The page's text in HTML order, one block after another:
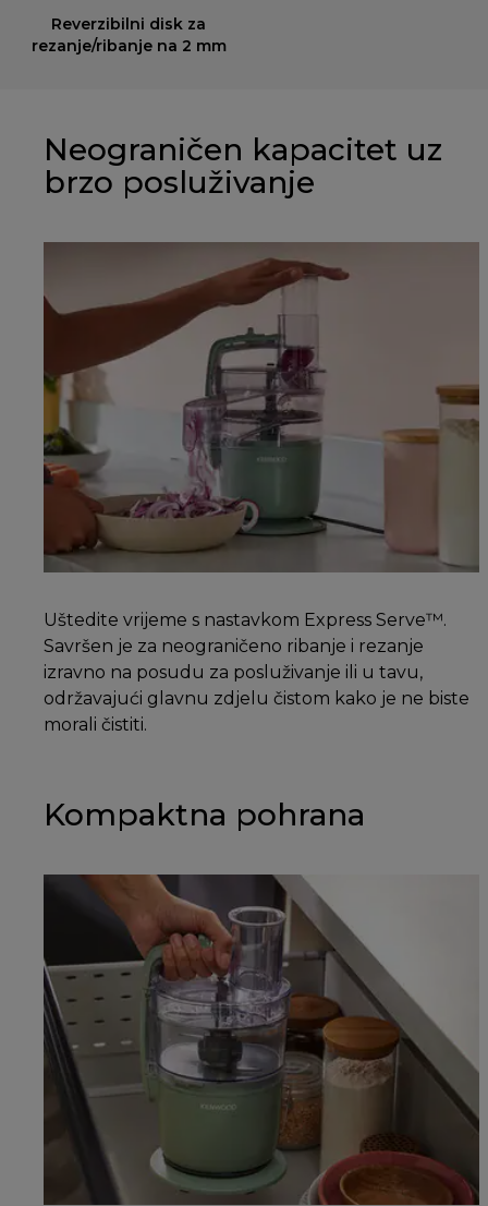
Reverzibilni disk za
rezanje/ribanje na 2 mm
Neograničen kapacitet uz
brzo posluživanje
Uštedite vrijeme s nastavkom Express Serve™.
Savršen je za neograničeno ribanje i rezanje
izravno na posudu za posluživanje ili u tavu,
održavajući glavnu zdjelu čistom kako je ne biste
morali čistiti.
Kompaktna pohrana